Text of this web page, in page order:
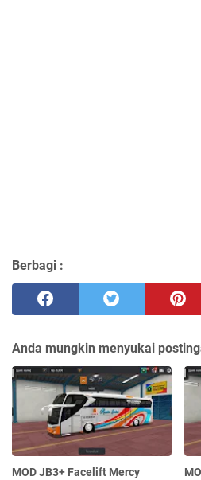
Berbagi :
Anda mungkin menyukai
MOD JB3+ Facelift Mercy